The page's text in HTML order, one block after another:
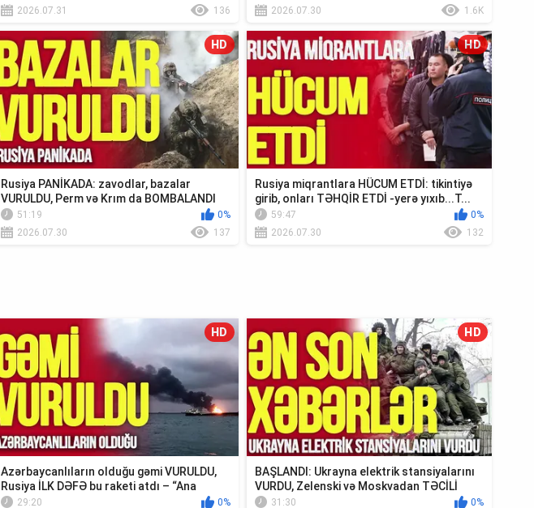
2026.07.31
136
2026.07.30
1.6K
HD
Rusiya PANİKADA: zavodlar, bazalar
VURULDU, Perm və Krım da BOMBALANDI
51:19
0%
2026.07.30
137
HD
Rusiya miqrantlara HÜCUM ETDİ: tikintiyə
girib, onları TƏHQİR ETDİ -yerə yıxıb...T...
59:47
0%
2026.07.30
132
HD
Azərbaycanlıların olduğu gəmi VURULDU,
Rusiya İLK DƏFƏ bu raketi atdı – “Ana
Xəbər”
29:20 0%
HD
BAŞLANDI: Ukrayna elektrik stansiyalarını
VURDU, Zelenski və Moskvadan TƏCİLİ
Krım...
31:30 0%